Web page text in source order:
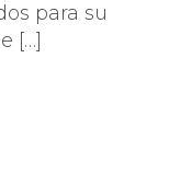
para su
[…]